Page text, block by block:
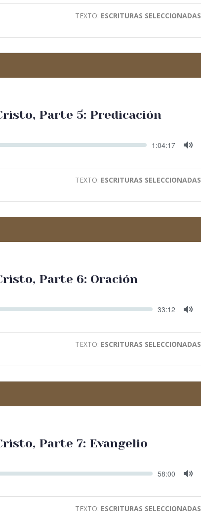
TEXTO: ESCRITURAS SELECCIONADAS
Parte 5: Predicación
Seek Current
time
1:04:17
TEXTO: ESCRITURAS SELECCIONADAS
Parte 6: Oración
Seek Current
time
33:12
TEXTO: ESCRITURAS SELECCIONADAS
Parte 7: Evangelio
Seek Current
time
58:00
TEXTO: ESCRITURAS SELECCIONADAS